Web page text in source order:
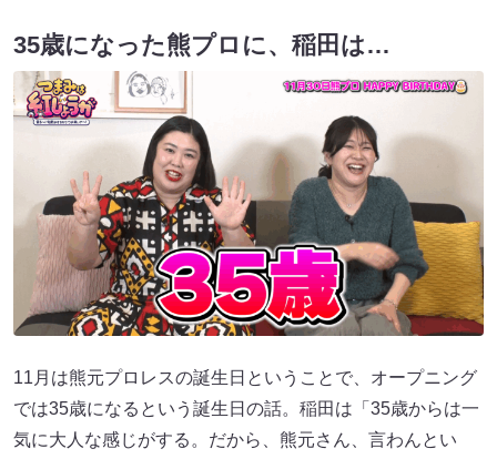
35歳になった熊プロに、稲田は…
11月は熊元プロレスの誕生日ということで、オープニング
では35歳になるという誕生日の話。稲田は「35歳からは一
気に大人な感じがする。だから、熊元さん、言わんとい